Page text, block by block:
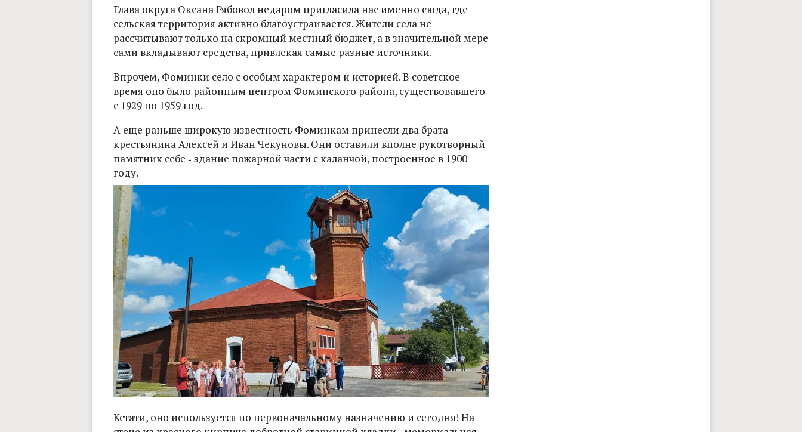
Глава округа Оксана Рябовол недаром пригласила нас именно сюда, где
сельская территория активно благоустраивается. Жители села не
рассчитывают только на скромный местный бюджет, а в значительной мере
сами вкладывают средства, привлекая самые разные источники.
Впрочем, Фоминки село с особым характером и историей. В советское
время оно было районным центром Фоминского района, существовавшего
с 1929 по 1959 год.
А еще раньше широкую известность Фоминкам принесли два брата-
крестьянина Алексей и Иван Чекуновы. Они оставили вполне рукотворный
памятник себе ‑ здание пожарной части с каланчой, построенное в 1900
году.
Кстати, оно используется по первоначальному назначению и сегодня! На